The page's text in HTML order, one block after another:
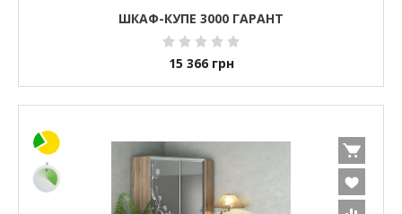
ШКАФ-КУПЕ 3000 ГАРАНТ
15 366 грн